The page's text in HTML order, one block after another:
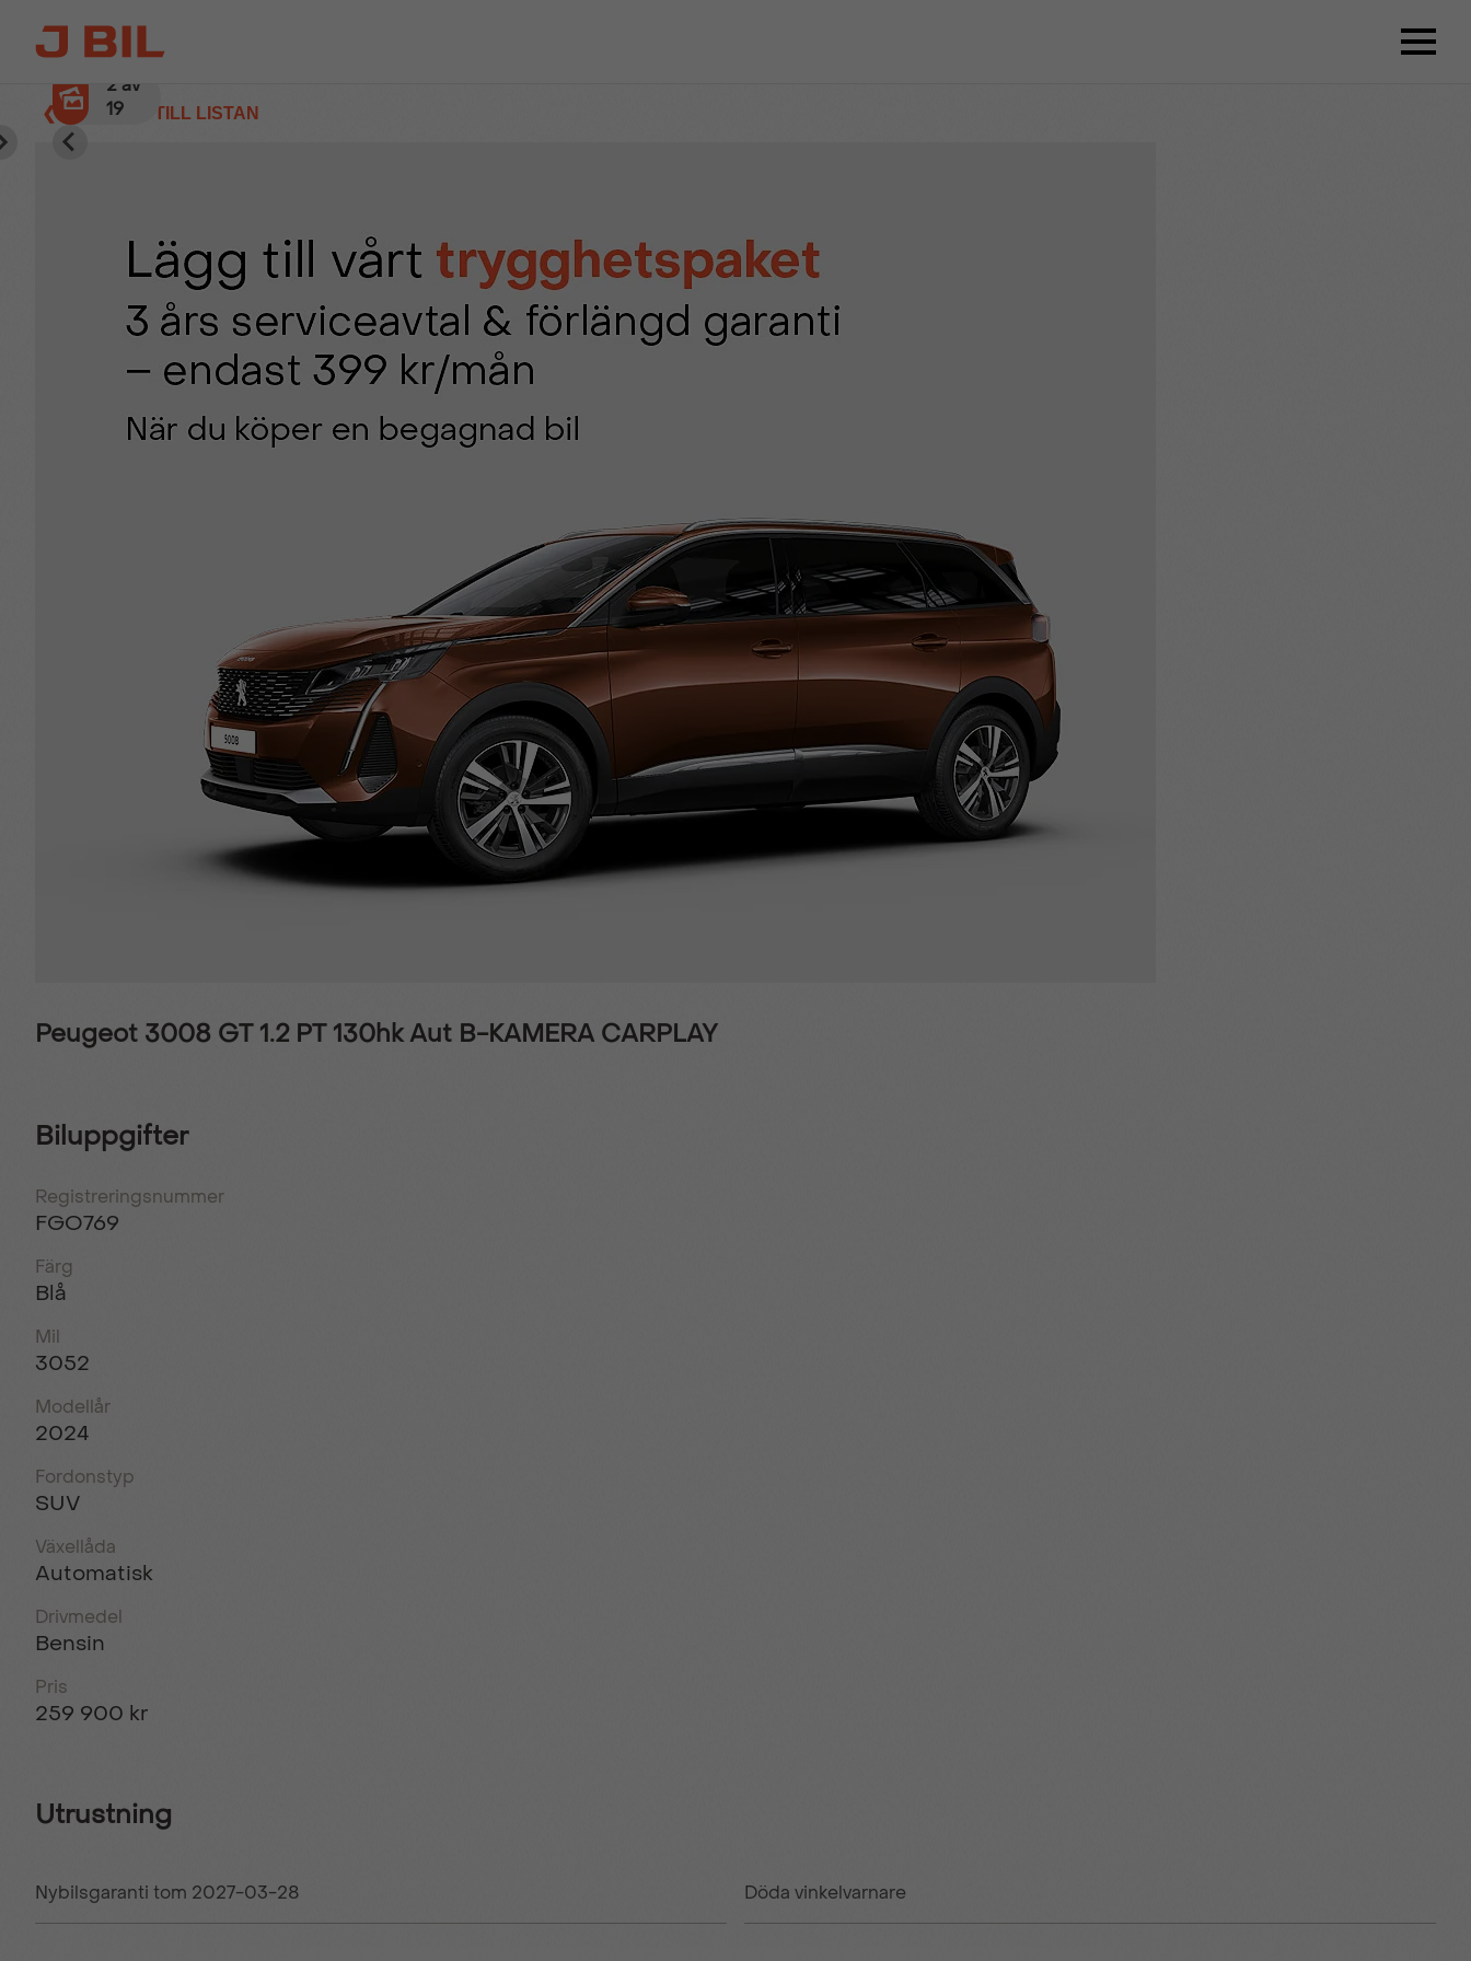
❮ TILLBAKA TILL LISTAN
3av
19
Peugeot 3008 GT 1.2 PT 130hk Aut B-KAMERA CARPLAY
Biluppgifter
Registreringsnummer
FGO769
Färg
Blå
Mil
3052
Modellår
2024
Fordonstyp
SUV
Växellåda
Automatisk
Drivmedel
Bensin
Pris
259 900 kr
Utrustning
Nybilsgaranti tom 2027-03-28 Döda vinkelvarnare